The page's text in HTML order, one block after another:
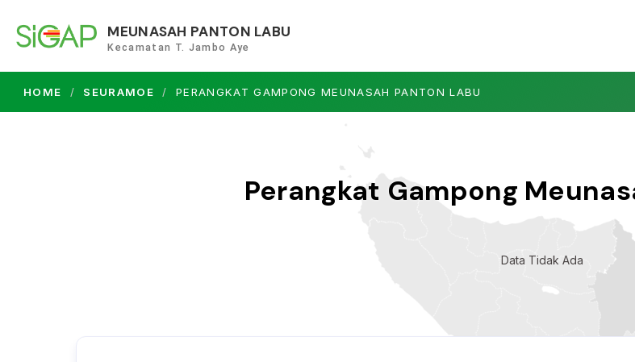
MEUNASAH PANTON LABU
Kecamatan T. Jambo Aye
HOME SEURAMOE PERANGKAT GAMPONG MEUNASAH PANTON LABU
Perangkat Gampong
Data Tidak Ada